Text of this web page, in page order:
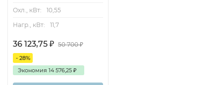
Охл., кВт:
10,55
Нагр., кВт:
11,7
36 123,75 ₽ 50 700₽
- 28%
Экономия 14 576,25 ₽